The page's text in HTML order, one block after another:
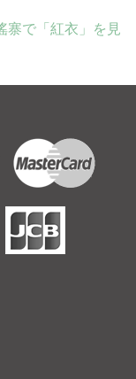
寨で「紅衣」を見